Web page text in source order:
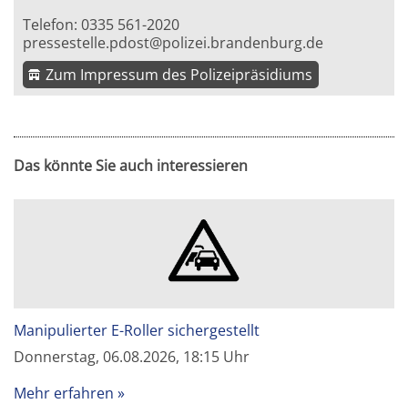
Telefon: 0335 561-2020
pressestelle.pdost@polizei.brandenburg.de
Zum Impressum des Polizeipräsidiums
Das könnte Sie auch interessieren
Manipulierter E-Roller sichergestellt
Donnerstag, 06.08.2026, 18:15 Uhr
Mehr erfahren